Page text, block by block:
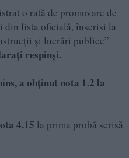
o rată de promovare de
din lista oficială, înscrisi la
și lucrări publice”
respinși.
a obținut nota 1.2 la
4.15 la prima probă scrisă